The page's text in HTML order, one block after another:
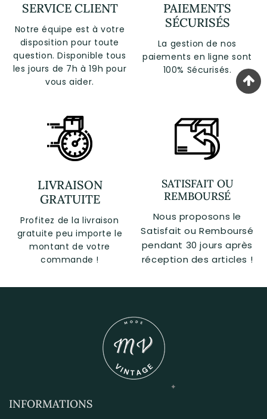
SERVICE CLIENT
Notre équipe est à votre
disposition pour toute
question. Disponible tous
les jours de 7h à 19h pour
vous aider.
PAIEMENTS
SÉCURISÉS
La gestion de nos
paiements en ligne sont
100% Sécurisés.
LIVRAISON
GRATUITE
Profitez de la livraison
gratuite peu importe le
montant de votre
commande !
SATISFAIT OU
REMBOURSÉ
Nous proposons le
Satisfait ou Remboursé
pendant 30 jours après
réception des articles !
INFORMATIONS